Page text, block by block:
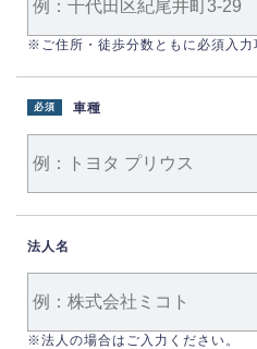
※ご住所・徒歩分数ともに必須入力
車種
必須
法人名
※法人の場合はご入力ください。